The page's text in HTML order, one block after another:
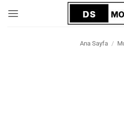
atla
Ana Sayfa /